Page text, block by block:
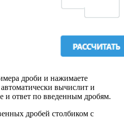
дроби и нажимаете
вычислит и
и ответ по введенным дробям.
дробей столбиком с